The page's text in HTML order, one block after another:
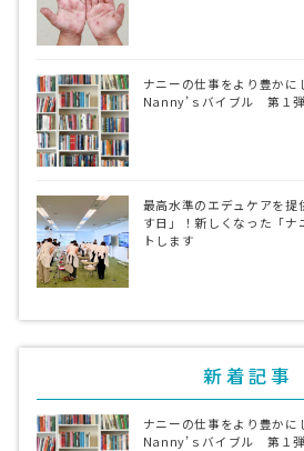
ナニーの仕事をより豊かに
Nanny’ｓバイブル 第１弾
最高水準のエデュケアを
す日」！新しくなった「
トします
新着記事
ナニーの仕事をより豊かに
Nanny’ｓバイブル 第１弾